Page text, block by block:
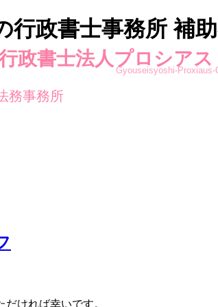
政書士事務所 補
政書士法人プロシアス
Gyouseisyoshi-
務事務所
ければ幸いです。